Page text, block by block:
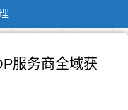
服务商全域获